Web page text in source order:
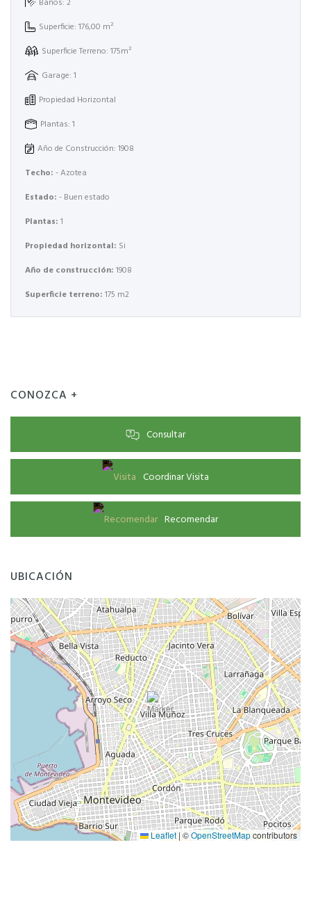
Baños: 2
Superficie: 176,00 m²
Superficie Terreno: 175m²
Garage: 1
Propiedad Horizontal
Plantas: 1
Año de Construcción: 1908
Techo: - Azotea
Estado: - Buen estado
Plantas: 1
Propiedad horizontal: Si
Año de construcción: 1908
Superficie terreno: 175 m2
CONOZCA +
Consultar
Coordinar Visita
Recomendar
UBICACIÓN
Leaflet | ©OpenStreetMapcontributors